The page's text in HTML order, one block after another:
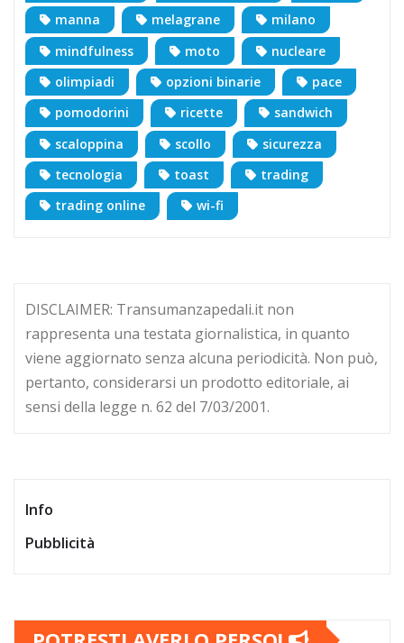
manna
melagrane
milano
mindfulness
moto
nucleare
olimpiadi
opzioni binarie
pace
pomodorini
ricette
sandwich
scaloppina
scollo
sicurezza
tecnologia
toast
trading
trading online
wi-fi
DISCLAIMER: Transumanzapedali.it non
rappresenta una testata giornalistica, in quanto
viene aggiornato senza alcuna periodicità. Non può,
pertanto, considerarsi un prodotto editoriale, ai
sensi della legge n. 62 del 7/03/2001.
Info
Pubblicità